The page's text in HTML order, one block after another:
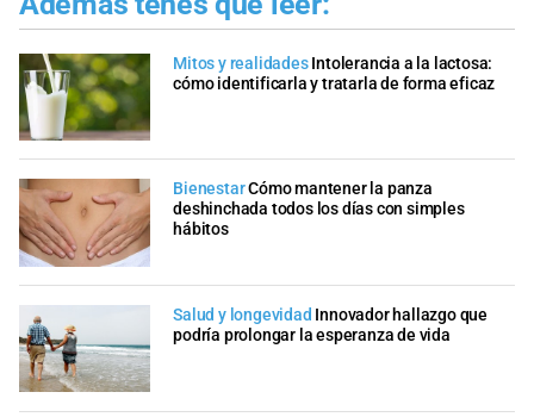
Mitos y realidades Intolerancia a la lactosa:
cómo identificarla y tratarla de forma eficaz
BienestarCómo mantener la panza
deshinchada todos los días con simples
hábitos
Salud y longevidad Innovador hallazgo que
podría prolongar la esperanza de vida